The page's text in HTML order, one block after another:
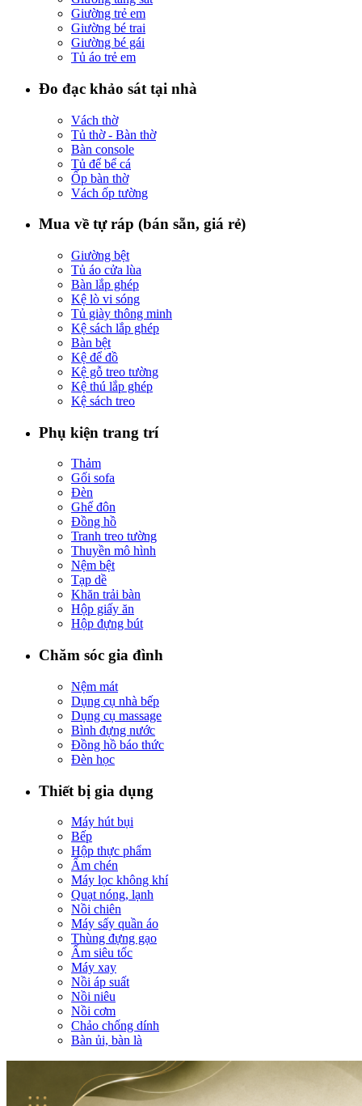
Giường trẻ em
Giường bé trai
Giường bé gái
Tủ áo trẻ em
Đo đạc khảo sát tại nhà
Vách thờ
Tủ thờ - Bàn thờ
Bàn console
Tủ để bể cá
Ốp bàn thờ
Vách ốp tường
Mua về tự ráp (bán sẵn, giá rẻ)
Giường bệt
Tủ áo cửa lùa
Bàn lắp ghép
Kệ lò vi sóng
Tủ giày thông minh
Kệ sách lắp ghép
Bàn bệt
Kệ để đồ
Kệ gỗ treo tường
Kệ thú lắp ghép
Kệ sách treo
Phụ kiện trang trí
Thảm
Gối sofa
Đèn
Ghế đôn
Đồng hồ
Tranh treo tường
Thuyền mô hình
Nệm bệt
Tạp dề
Khăn trải bàn
Hộp giấy ăn
Hộp đựng bút
Chăm sóc gia đình
Nệm mát
Dụng cụ nhà bếp
Dụng cụ massage
Bình đựng nước
Đồng hồ báo thức
Đèn học
Thiết bị gia dụng
Máy hút bụi
Bếp
Hộp thực phẩm
Ấm chén
Máy lọc không khí
Quạt nóng, lạnh
Nồi chiên
Máy sấy quần áo
Thùng đựng gạo
Ấm siêu tốc
Máy xay
Nồi áp suất
Nồi niêu
Nồi cơm
Chảo chống dính
Bàn ủi, bàn là